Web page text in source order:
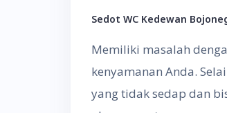
Sedot WC Kedewan
Memiliki masalah
kenyamanan Anda.
yang tidak sedap dan